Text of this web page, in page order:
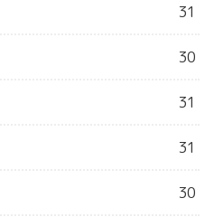
31
30
31
31
30